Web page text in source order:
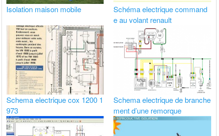
Isolation maison mobile
Schéma electrique command
e au volant renault
Schema electrique cox 1200 1
973
Schema electrique de branche
ment d’une remorque